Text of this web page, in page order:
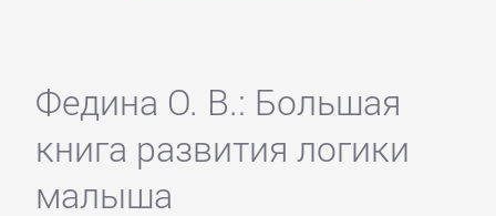
Федина О. В.: Большая
книга развития логики
малыша